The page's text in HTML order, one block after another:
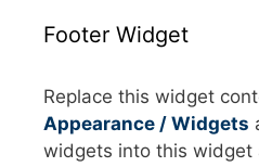
Footer Widget
Replace this widget
Appearance / Widgets
widgets into this widget